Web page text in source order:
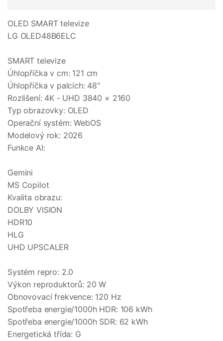
OLED SMART televize
LG OLED48B6ELC
SMART televize
Úhlopříčka v cm: 121 cm
Úhlopříčka v palcích: 48"
Rozlišení: 4K - UHD 3840 × 2160
Typ obrazovky: OLED
Operační systém: WebOS
Modelový rok: 2026
Funkce AI:
Gemini
MS Copilot
Kvalita obrazu:
DOLBY VISION
HDR10
HLG
UHD UPSCALER
Systém repro: 2.0
Výkon reproduktorů: 20 W
Obnovovací frekvence: 120 Hz
Spotřeba energie/1000h HDR: 106 kWh
Spotřeba energie/1000h SDR: 62 kWh
Energetická třída: G